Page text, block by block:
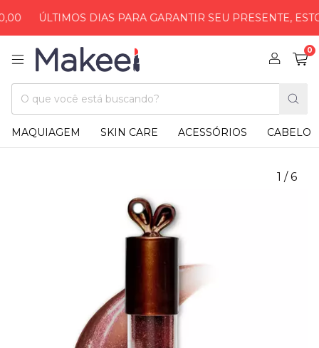
ÚLTIMOS DIAS PARA GARANTIR SEU PRESENTE,
0
MAQUIAGEM SKIN CARE ACESSÓRIOS CABELO
1 /6